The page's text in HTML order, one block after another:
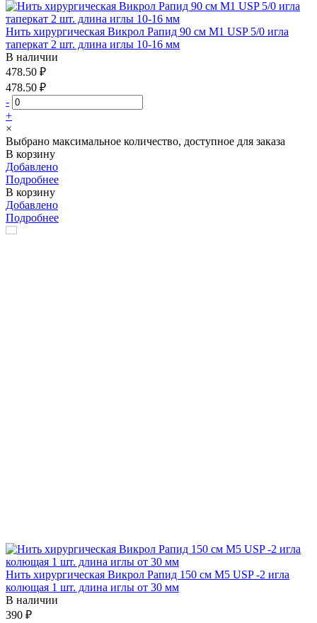
Нить хирургическая Викрол Рапид 90 см М1 USP 5/0 игла
таперкат 2 шт. длина иглы 10-16 мм
В наличии
478.50 ₽
478.50 ₽
-
+
×
Выбрано максимальное количество, доступное для заказа
В корзину
Добавлено
Подробнее
В корзину
Добавлено
Подробнее
Нить хирургическая Викрол Рапид 150 см М5 USP -2 игла
колющая 1 шт. длина иглы от 30 мм
В наличии
390 ₽